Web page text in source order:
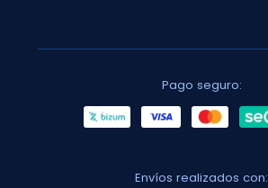
Pago seguro:
Envíos realizados con: